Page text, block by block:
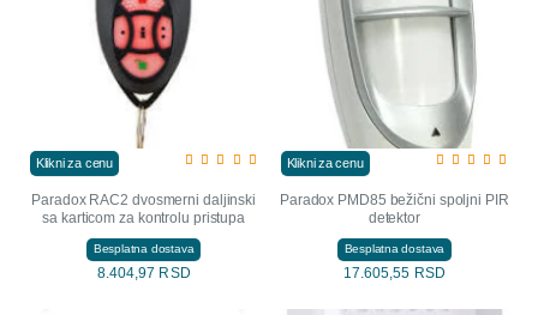
Klikni za cenu
Paradox RAC2 dvosmerni daljinski
sa karticom za kontrolu pristupa
Besplatna dostava
8.404,97 RSD
Klikni za cenu
Paradox PMD85 bežični spoljni PIR
detektor
Besplatna dostava
17.605,55 RSD